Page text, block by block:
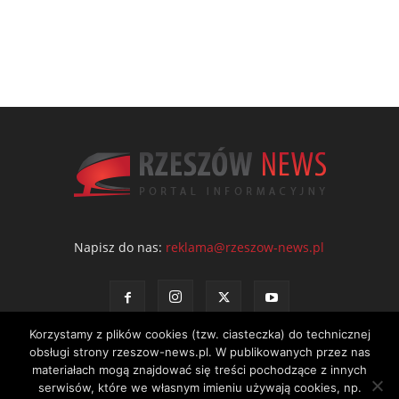
Napisz do nas: reklama@rzeszow-news.pl
Kontakt Polityka prywatności Regulamin portalu
Korzystamy z plików cookies (tzw. ciasteczka) do technicznej
obsługi strony rzeszow-news.pl. W publikowanych przez nas
materiałach mogą znajdować się treści pochodzące z innych
serwisów, które we własnym imieniu używają cookies, np.